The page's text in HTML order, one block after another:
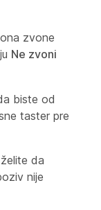
zvone
Ne zvoni
biste od
taster pre
da
nije